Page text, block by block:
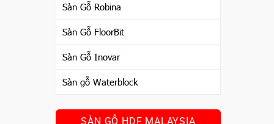
Sàn Gỗ Robina
Sàn Gỗ FloorBit
Sàn Gỗ Inovar
Sàn gỗ Waterblock
SÀN GỖ HDF MALAYSIA